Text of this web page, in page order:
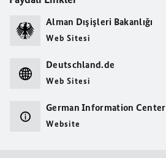
Alman Dışişleri Bakanlığı
Web Sitesi
Deutschland.de
Web Sitesi
German Information Center
Website